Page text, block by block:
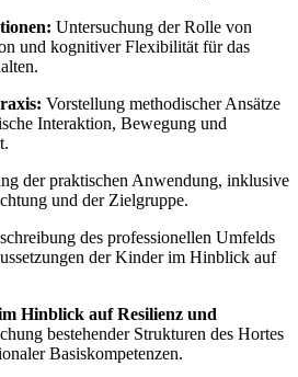
Untersuchung der Rolle von
und kognitiver Flexibilität für das
Vorstellung methodischer Ansätze
Interaktion, Bewegung und
der praktischen Anwendung, inklusive
und der Zielgruppe.
des professionellen Umfelds
der Kinder im Hinblick auf
Hinblick auf Resilienz und
bestehender Strukturen des Hortes
Basiskompetenzen.